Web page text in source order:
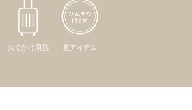
おでかけ用品 夏アイテム